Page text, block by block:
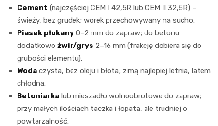
Cement (najczęściej CEM I 42,5R lub CEM II 32,5R) –
świeży, bez grudek; worek przechowywany na sucho.
Piasek płukany 0–2 mm do zapraw; do betonu
dodatkowo żwir/grys 2–16 mm (frakcję dobiera się do
grubości elementu).
Woda czysta, bez oleju i błota; zimą najlepiej letnia, latem
chłodna.
Betoniarka lub mieszadło wolnoobrotowe do zapraw;
przy małych ilościach taczka i łopata, ale trudniej o
powtarzalność.